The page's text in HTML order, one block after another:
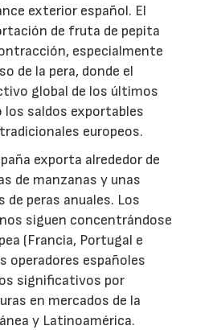
exterior español. El
de fruta de pepita
especialmente
de la pera, donde el
global de los últimos
saldos exportables
europeos.
exporta alrededor de
de manzanas y unas
de peras anuales. Los
siguen concentrándose
(Francia, Portugal e
operadores españoles
significativos por
en mercados de la
y Latinoamérica.